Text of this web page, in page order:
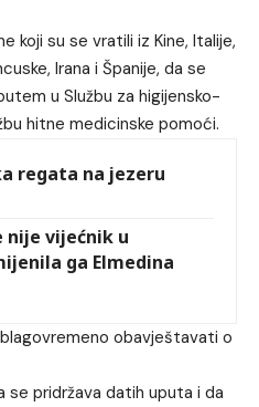
koji su se vratili iz Kine, Italije,
Irana i Španije, da se
u Službu za higijensko-
hitne medicinske pomoći.
regata na jezeru
nije vijećnik u
ga Elmedina
obavještavati o
se pridržava datih uputa i da